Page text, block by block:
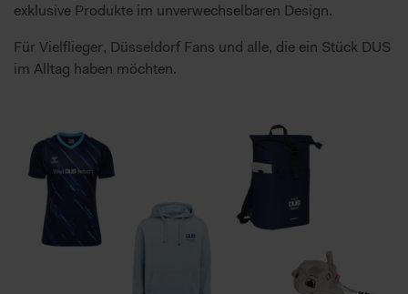
exklusive Produkte im unverwechselbaren Design.
Für Vielflieger, Düsseldorf Fans und alle, die ein Stück DUS
im Alltag haben möchten.